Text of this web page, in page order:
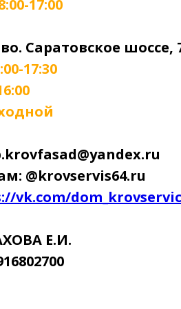
17:00
Саратовское шоссе,
17:30
@krovservis64.ru
vk.com/
Е.И.